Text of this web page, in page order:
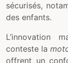
sécurisés,
des enfants.
L’innovation
conteste la
offrent un